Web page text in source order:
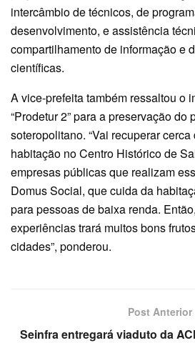
intercâmbio de técnicos, de
desenvolvimento, e assistência
compartilhamento de informação e
científicas.
A vice-prefeita também ressaltou o
“Prodetur 2” para a preservação do
soteropolitano. “Vai recuperar
habitação no Centro Histórico de
empresas públicas que realizam
Domus Social, que cuida da
para pessoas de baixa renda.
experiências trará muitos bons
cidades”, ponderou.
Post Anterior
Seinfra entregará viaduto da